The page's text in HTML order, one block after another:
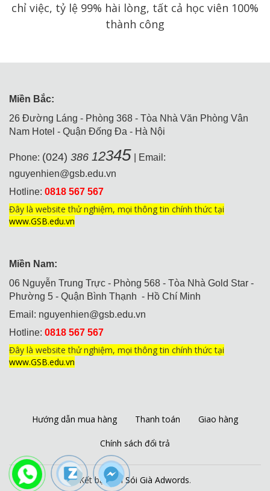
chỉ việc, tỷ lệ 99% hài lòng, tất cả học viên 100%
thành công
Miền Bắc:
26 Đường Láng - Phòng 368 - Tòa Nhà Văn Phòng Vân
Nam Hotel - Quận Đống Đa - Hà Nội
Phone: (024) 386 12345 | Email:
nguyenhien@gsb.edu.vn
Hotline: 0818 567 567
Đây là website thử nghiệm, mọi thông tin chính thức tại
www.GSB.edu.vn
Miền Nam:
06 Nguyễn Trung Trực - Phòng 568 - Tòa Nhà Gold Star -
Phường 5 - Quận Bình Thạnh - Hồ Chí Minh
Email: nguyenhien@gsb.edu.vn
Hotline: 0818 567 567
Đây là website thử nghiệm, mọi thông tin chính thức tại
www.GSB.edu.vn
Hướng dẫn mua hàng Thanh toán Giao hàng
Chính sách đổi trả
Kết bạn vớiSói Già Adwords.